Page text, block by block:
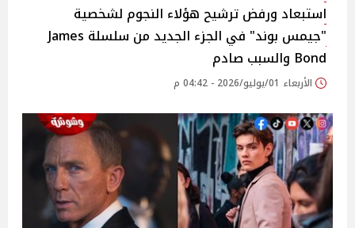
استبعاد ورفض ترشيح هؤلاء النجوم لشخصية
"جيمس بوند" في الجزء الجديد من سلسلة James
Bond والسبب صادم
الأربعاء 01/يوليو/2026 - 04:42 م